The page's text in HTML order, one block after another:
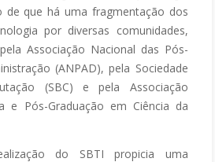
de que há uma fragmentação dos
por diversas comunidades,
Associação Nacional das Pós-
(ANPAD), pela Sociedade
(SBC) e pela Associação
e Pós-Graduação em Ciência da
do SBTI propicia uma